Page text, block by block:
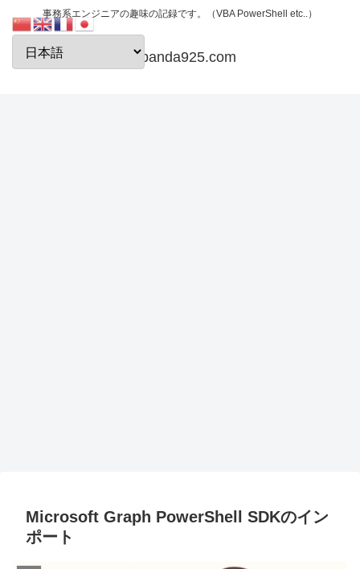
事務系エンジニアの趣味の記録です。（VBA PowerShell etc..）
papanda925.com
Microsoft Graph PowerShell SDKのイン
ポート